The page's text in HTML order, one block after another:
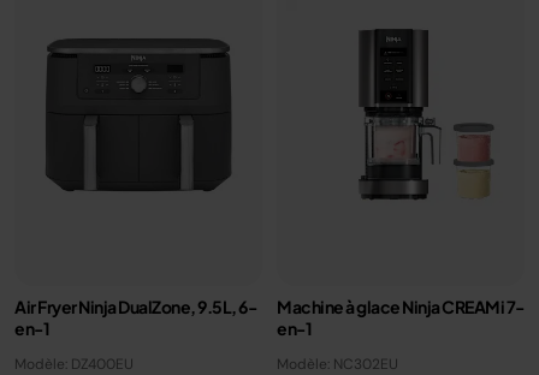
Air Fryer Ninja DualZone, 9.5L, 6-
en-1
Modèle: DZ400EU
Machine à glace Ninja CREAMi 7-
en-1
Modèle: NC302EU